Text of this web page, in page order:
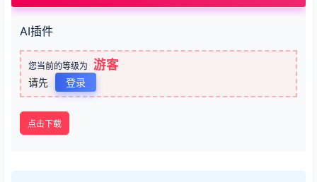
AI插件
您当前的等级为 游客
请先 登录
点击下载